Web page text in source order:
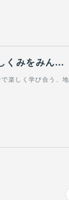
この活動への思い by 中高生が、社会のしくみをみんなで楽しく学び合う、地域のにぎわいの場をつくる！
楽しく学び合う、地